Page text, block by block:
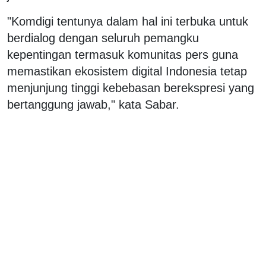
"Komdigi tentunya dalam hal ini terbuka untuk
berdialog dengan seluruh pemangku
kepentingan termasuk komunitas pers guna
memastikan ekosistem digital Indonesia tetap
menjunjung tinggi kebebasan berekspresi yang
bertanggung jawab," kata Sabar.